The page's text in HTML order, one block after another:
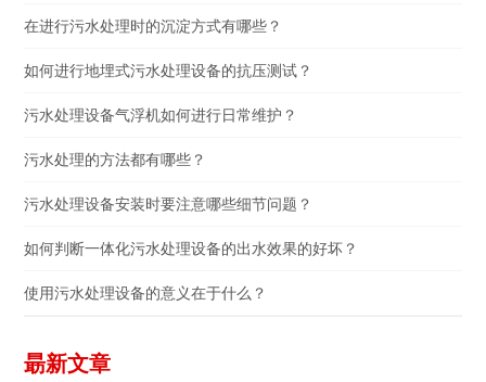
在进行污水处理时的沉淀方式有哪些？
如何进行地埋式污水处理设备的抗压测试？
污水处理设备气浮机如何进行日常维护？
污水处理的方法都有哪些？
污水处理设备安装时要注意哪些细节问题？
如何判断一体化污水处理设备的出水效果的好坏？
使用污水处理设备的意义在于什么？
朂新文章